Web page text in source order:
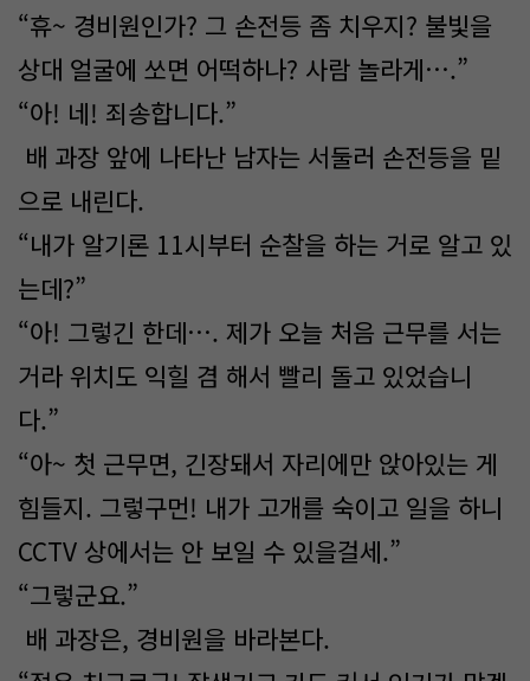
“휴~ 경비원인가? 그 손전등 좀 치우지? 불빛을
상대 얼굴에 쏘면 어떡하나? 사람 놀라게….”
“아! 네! 죄송합니다.”
배 과장 앞에 나타난 남자는 서둘러 손전등을 밑
으로 내린다.
“내가 알기론 11시부터 순찰을 하는 거로 알고 있
는데?”
“아! 그렇긴 한데…. 제가 오늘 처음 근무를 서는
거라 위치도 익힐 겸 해서 빨리 돌고 있었습니
다.”
“아~ 첫 근무면, 긴장돼서 자리에만 앉아있는 게
힘들지. 그렇구먼! 내가 고개를 숙이고 일을 하니
CCTV 상에서는 안 보일 수 있을걸세.”
“그렇군요.”
배 과장은, 경비원을 바라본다.